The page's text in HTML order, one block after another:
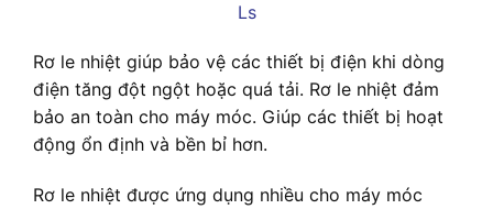
Rơ le nhiệt giúp bảo vệ các thiết bị điện khi dòng
điện tăng đột ngột hoặc quá tải. Rơ le nhiệt đảm
bảo an toàn cho máy móc. Giúp các thiết bị hoạt
động ổn định và bền bỉ hơn.
Rơ le nhiệt được ứng dụng nhiều cho máy móc